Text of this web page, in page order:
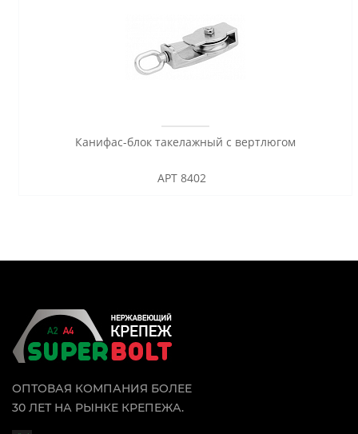
Канифас-блок такелажный с вертлюгом
АРТ 8402
ОПТОВАЯ КОМПАНИЯ БОЛЕЕ
30 ЛЕТ НА РЫНКЕ КРЕПЕЖА.